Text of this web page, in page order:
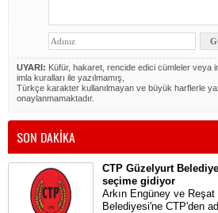
UYARI: Küfür, hakaret, rencide edici cümleler veya
imla kuralları ile yazılmamış,
Türkçe karakter kullanılmayan ve büyük harflerle
onaylanmamaktadır.
SON DAKİKA
CTP Güzelyurt
seçime gidiyor
Arkın Engüney ve
Belediyesi'ne CTP'den